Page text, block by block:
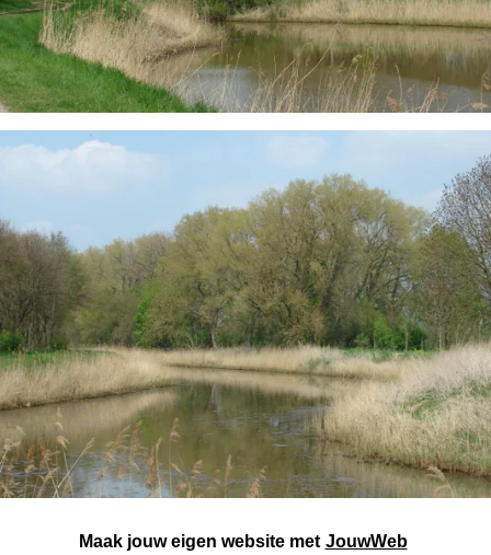
Maak jouw eigen website met JouwWeb